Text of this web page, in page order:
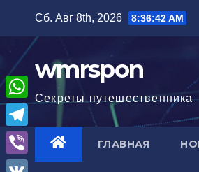
содержимому
Сб. Авг 8th, 2026 8:36:43 AM
wmrspon
Секреты путешественника
ГЛАВНАЯ
W
h
a
T
e
V